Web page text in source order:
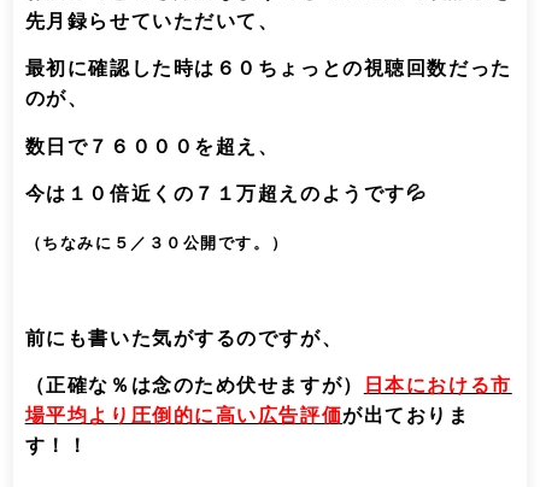
先月録らせていただいて、
最初に確認した時は６０ちょっとの視聴回数だった
のが、
数日で７６０００を超え、
今は１０倍近くの７１万超えのようです💦
（ちなみに５／３０公開です。）
前にも書いた気がするのですが、
（正確な％は念のため伏せますが）
日本における市
場平均より圧倒的に高い広告評価が出ておりま
す！！